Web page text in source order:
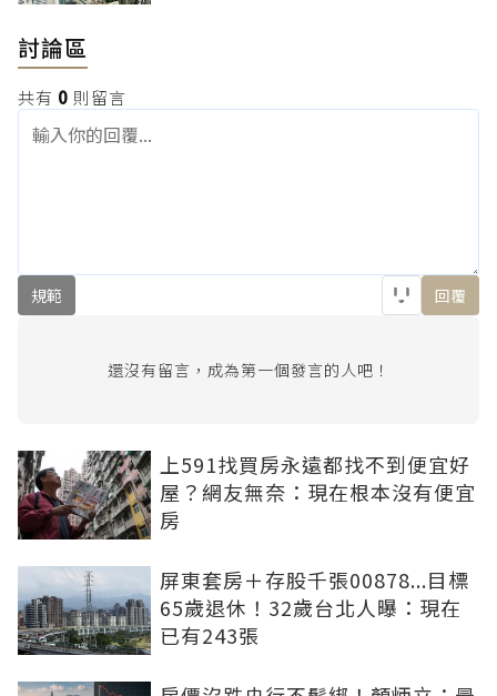
討論區
共有 0 則留言
規範 回覆
還沒有留言，成為第一個發言的人吧！
上591找買房永遠都找不到便宜好
屋？網友無奈：現在根本沒有便宜
房
屏東套房＋存股千張00878...目標
65歲退休！32歲台北人曝：現在
已有243張